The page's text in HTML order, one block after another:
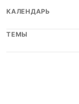
КАЛЕНДАРЬ
ТЕМЫ